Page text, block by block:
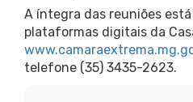
A íntegra das reuniões
plataformas digitais da
telefone (35) 3435-2623.